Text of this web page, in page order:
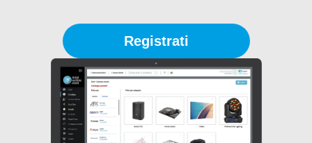
Registrati